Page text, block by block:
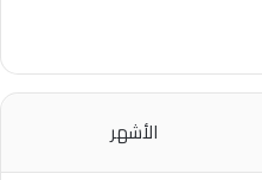
الأشهر